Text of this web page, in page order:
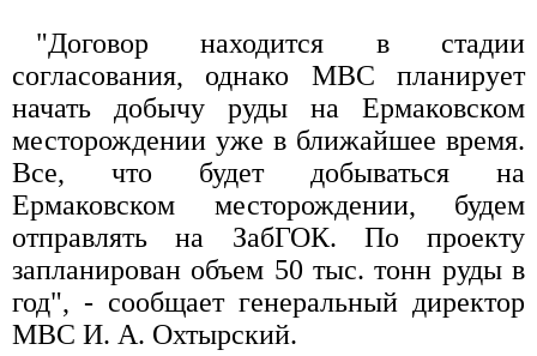
"Договор находится в стадии
согласования, однако МВС планирует
начать добычу руды на Ермаковском
месторождении уже в ближайшее время.
Все, что будет добываться на
Ермаковском месторождении, будем
отправлять на ЗабГОК. По проекту
запланирован объем 50 тыс. тонн руды в
год", - сообщает генеральный директор
МВС И. А. Охтырский.